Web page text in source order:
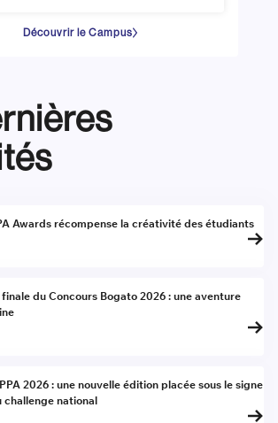
Découvrir le Campus
Awards récompense la créativité des étudiants
du Concours Bogato 2026 : une aventure
2026 : une nouvelle édition placée sous le signe
national